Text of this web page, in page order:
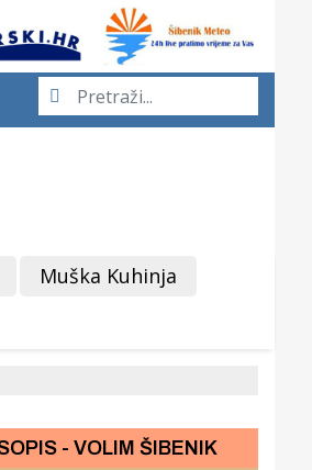
Muška Kuhinja
- VOLIM ŠIBENIK